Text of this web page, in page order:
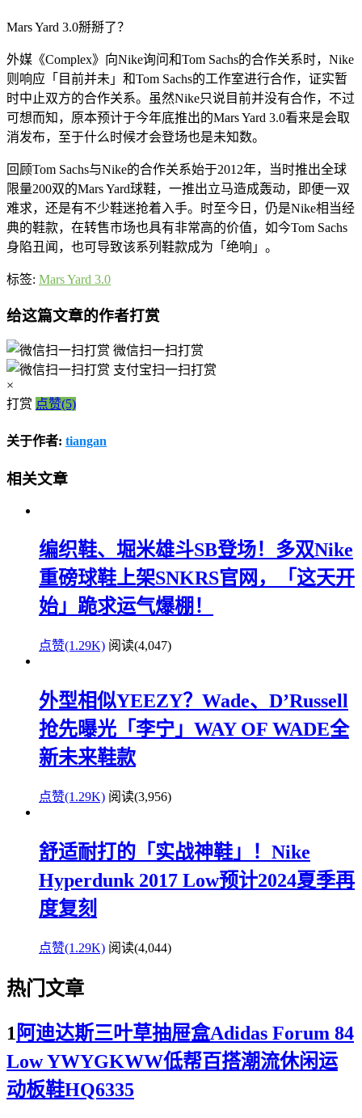
Mars Yard 3.0掰掰了？
外媒《Complex》向Nike询问和Tom Sachs的合作关系时，Nike
则响应「目前并未」和Tom Sachs的工作室进行合作，证实暂
时中止双方的合作关系。虽然Nike只说目前并没有合作，不过
可想而知，原本预计于今年底推出的Mars Yard 3.0看来是会取
消发布，至于什么时候才会登场也是未知数。
回顾Tom Sachs与Nike的合作关系始于2012年，当时推出全球
限量200双的Mars Yard球鞋，一推出立马造成轰动，即便一双
难求，还是有不少鞋迷抢着入手。时至今日，仍是Nike相当经
典的鞋款，在转售市场也具有非常高的价值，如今Tom Sachs
身陷丑闻，也可导致该系列鞋款成为「绝响」。
标签: Mars Yard 3.0
给这篇文章的作者打赏
微信扫一扫打赏
支付宝扫一扫打赏
×
打赏 点赞(5)
关于作者: tiangan
相关文章
编织鞋、堀米雄斗SB登场！多双Nike
重磅球鞋上架SNKRS官网，「这天开
始」跪求运气爆棚！
点赞(1.29K) 阅读(4,047)
外型相似YEEZY？Wade、D’Russell
抢先曝光「李宁」WAY OF WADE全
新未来鞋款
点赞(1.29K) 阅读(3,956)
舒适耐打的「实战神鞋」！Nike
Hyperdunk 2017 Low预计2024夏季再
度复刻
点赞(1.29K) 阅读(4,044)
热门文章
1 阿迪达斯三叶草抽屉盒Adidas Forum 84
Low YWYGKWW低帮百搭潮流休闲运
动板鞋HQ6335